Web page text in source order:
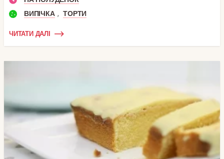
ВИПІЧКА , ТОРТИ
ЧИТАТИ ДАЛІ